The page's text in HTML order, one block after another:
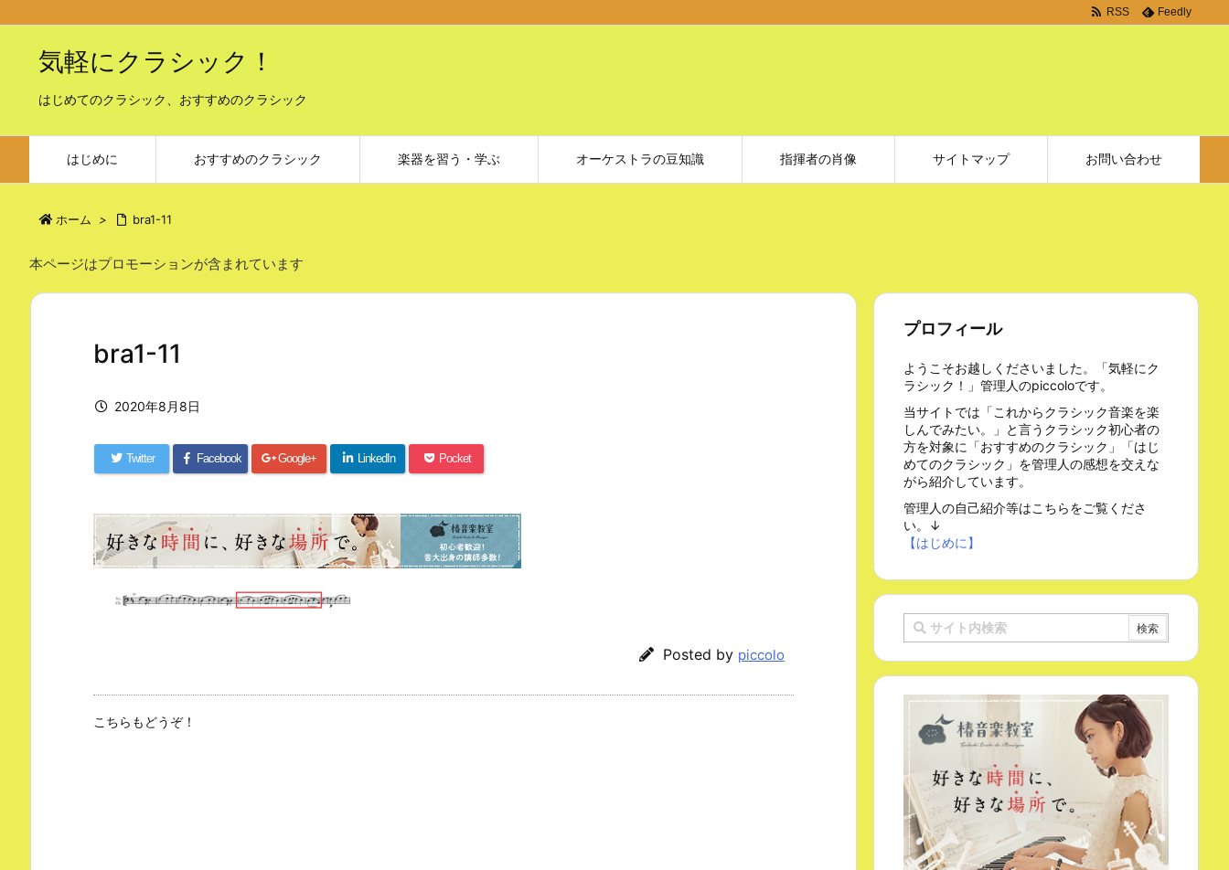
気軽にクラシック！
はじめてのクラシック、おすすめのクラシック
はじめに おすすめのクラシック 楽器を習う・学ぶ オーケストラの豆知識 指揮者の肖像 サイトマップ お問い合わせ
RSS Feedly
ホーム > bra1-11
本ページはプロモーションが含まれています
bra1-11
2020年8月8日
Twitter Facebook Google+ LinkedIn Pocket
Posted by piccolo
こちらもどうぞ！
プロフィール
ようこそお越しくださいました。「気軽にク
ラシック！」管理人のpiccoloです。
当サイトでは「これからクラシック音楽を楽
しんでみたい。」と言うクラシック初心者の
方を対象に「おすすめのクラシック」「はじ
めてのクラシック」を管理人の感想を交えな
がら紹介しています。
管理人の自己紹介等はこちらをご覧くださ
い。↓
【はじめに】